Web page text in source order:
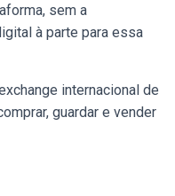
sem a
à parte para essa
internacional de
guardar e vender